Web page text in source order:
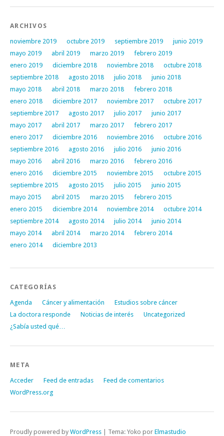
ARCHIVOS
noviembre 2019 octubre 2019 septiembre 2019
junio 2019
mayo 2019
abril 2019 marzo 2019
febrero 2019
enero 2019
diciembre 2018 noviembre 2018
octubre 2018
septiembre 2018
agosto 2018 julio 2018
junio 2018
mayo 2018
abril 2018 marzo 2018
febrero 2018
enero 2018
diciembre 2017 noviembre 2017
octubre 2017
septiembre 2017
agosto 2017 julio 2017
junio 2017
mayo 2017
abril 2017 marzo 2017
febrero 2017
enero 2017
diciembre 2016 noviembre 2016
octubre 2016
septiembre 2016
agosto 2016 julio 2016
junio 2016
mayo 2016
abril 2016 marzo 2016
febrero 2016
enero 2016
diciembre 2015 noviembre 2015
octubre 2015
septiembre 2015
agosto 2015 julio 2015
junio 2015
mayo 2015
abril 2015 marzo 2015
febrero 2015
enero 2015
diciembre 2014 noviembre 2014
octubre 2014
septiembre 2014
agosto 2014 julio 2014
junio 2014
mayo 2014
abril 2014 marzo 2014
febrero 2014
enero 2014
diciembre 2013
CATEGORÍAS
Agenda Cáncer y alimentación
Estudios sobre cáncer
La doctora responde
Noticias de interés
Uncategorized
¿Sabía usted qué…
META
Acceder Feed de entradas
Feed de comentarios
WordPress.org
Proudly powered by WordPress Tema: Yoko por Elmastudio